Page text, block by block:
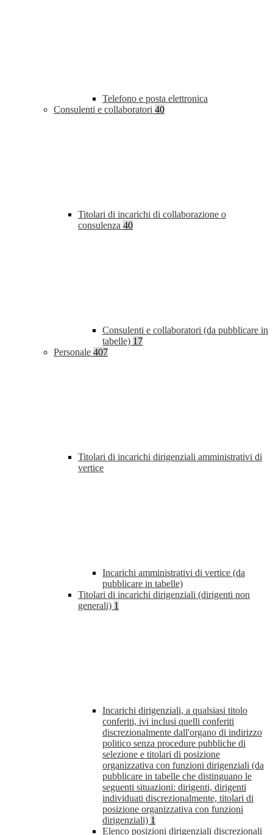
Telefono e posta elettronica
Consulenti e collaboratori 40
Titolari di incarichi di collaborazione o
consulenza 40
Consulenti e collaboratori (da pubblicare in
tabelle) 17
Personale 407
Titolari di incarichi dirigenziali amministrativi di
vertice
Incarichi amministrativi di vertice (da
pubblicare in tabelle)
Titolari di incarichi dirigenziali (dirigenti non
generali) 1
Incarichi dirigenziali, a qualsiasi titolo
conferiti, ivi inclusi quelli conferiti
discrezionalmente dall'organo di indirizzo
politico senza procedure pubbliche di
selezione e titolari di posizione
organizzativa con funzioni dirigenziali (da
pubblicare in tabelle che distinguano le
seguenti situazioni: dirigenti, dirigenti
individuati discrezionalmente, titolari di
posizione organizzativa con funzioni
dirigenziali) 1
Elenco posizioni dirigenziali discrezionali